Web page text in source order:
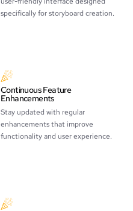
specifically for storyboard creation.
Continuous Feature
Enhancements
Stay updated with regular
enhancements that improve
functionality and user experience.